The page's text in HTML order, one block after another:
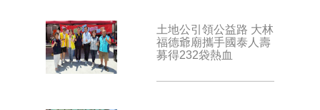
土地公引領公益路 大林
福德爺廟攜手國泰人壽
募得232袋熱血